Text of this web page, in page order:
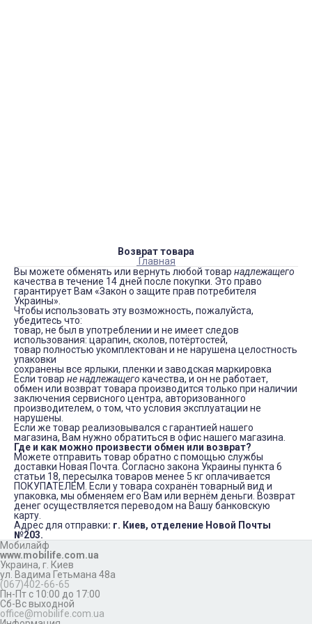
Возврат товара
Главная
Вы можете обменять или вернуть любой товар надлежащего
качества в течение 14 дней после покупки. Это право
гарантирует Вам «Закон о защите прав потребителя
Украины».
Чтобы использовать эту возможность, пожалуйста,
убедитесь что:
товар, не был в употреблении и не имеет следов
использования: царапин, сколов, потёртостей,
товар полностью укомплектован и не нарушена целостность
упаковки
сохранены все ярлыки, пленки и заводская маркировка
Если товар не надлежащего качества, и он не работает,
обмен или возврат товара производится только при наличии
заключения сервисного центра, авторизованного
производителем, о том, что условия эксплуатации не
нарушены.
Если же товар реализовывался с гарантией нашего
магазина, Вам нужно обратиться в офис нашего магазина.
Где и как можно произвести обмен или возврат?
Можете отправить товар обратно с помощью службы
доставки Новая Почта. Согласно закона Украины пункта 6
статьи 18, пересылка товаров менее 5 кг оплачивается
ПОКУПАТЕЛЕМ. Если у товара сохранён товарный вид и
упаковка, мы обменяем его Вам или вернём деньги. Возврат
денег осуществляется переводом на Вашу банковскую
карту.
Адрес для отправки: г. Киев, отделение Новой Почты
№203.
Мобилайф
www.mobilife.com.ua
Украина, г. Киев
ул. Вадима Гетьмана 48а
(067)402-66-65
Пн-Пт с 10:00 до 17:00
Сб-Вс выходной
office@mobilife.com.ua